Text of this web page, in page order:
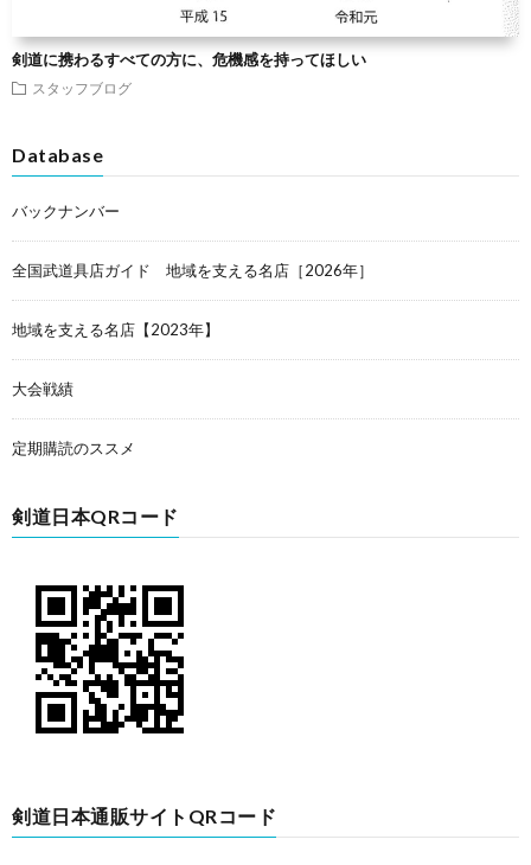
剣道に携わるすべての方に、危機感を持ってほしい
スタッフブログ
Database
バックナンバー
全国武道具店ガイド 地域を支える名店［2026年］
地域を支える名店【2023年】
大会戦績
定期購読のススメ
剣道日本QRコード
剣道日本通販サイトQRコード